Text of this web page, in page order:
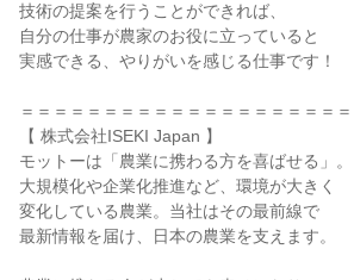
技術の提案を行うことができれば、
自分の仕事が農家のお役に立っていると
実感できる、やりがいを感じる仕事です！
＝＝＝＝＝＝＝＝＝＝＝＝＝＝＝＝＝＝＝＝
【 株式会社ISEKI Japan 】
モットーは「農業に携わる方を喜ばせる」。
大規模化や企業化推進など、環境が大きく
変化している農業。当社はその最前線で
最新情報を届け、日本の農業を支えます。